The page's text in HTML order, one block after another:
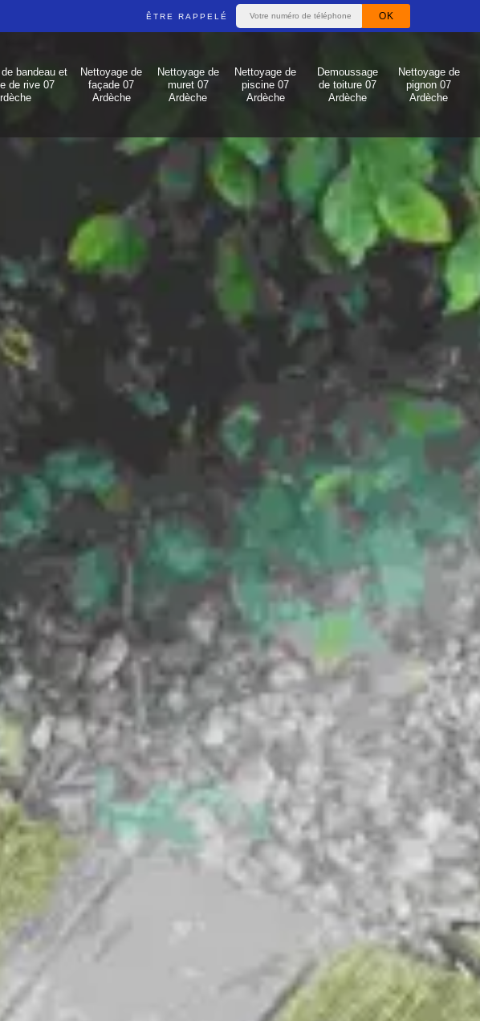
ÊTRE RAPPELÉ
bandeau et
de rive 07
Nettoyage de
façade 07
Ardèche
Nettoyage de
muret 07
Ardèche
Nettoyage de
piscine 07
Ardèche
Demoussage
de toiture 07
Ardèche
Nettoyage de
pignon 07
Ardèche